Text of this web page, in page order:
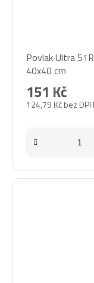
Povlak Ultra
40x40 cm
124,79 Kč bez DPH
151 Kč